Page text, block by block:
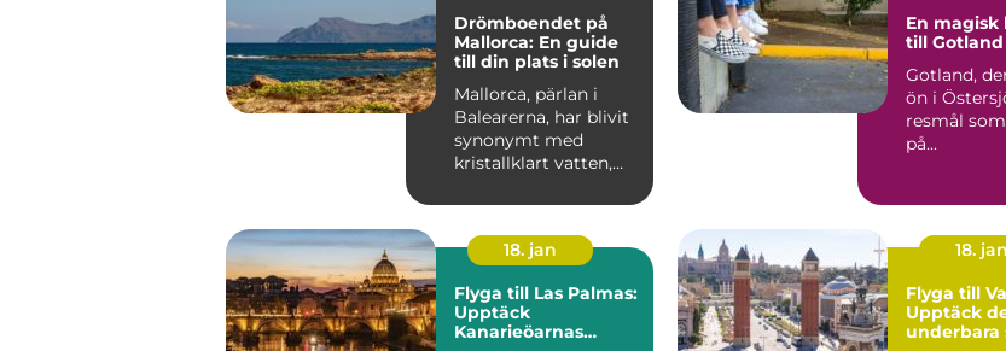
Drömboendet på
Mallorca: En guide
till din plats i solen
Mallorca, pärlan i
Balearerna, har blivit
synonymt med
kristallklart vatten,
en...
En magisk
till Gotland
Gotland,
ön i
resmål
på...
18. jan
Flyga till Las Palmas:
Upptäck
Kanarieöarnas
18. jan
Flyga till
Upptäck
underbara